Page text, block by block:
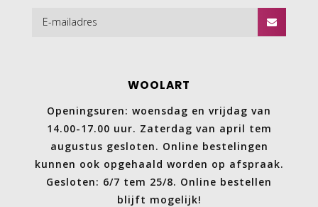
WOOLART
Openingsuren: woensdag en vrijdag van
14.00-17.00 uur. Zaterdag van april tem
augustus gesloten. Online bestelingen
kunnen ook opgehaald worden op afspraak.
Gesloten: 6/7 tem 25/8. Online bestellen
blijft mogelijk!